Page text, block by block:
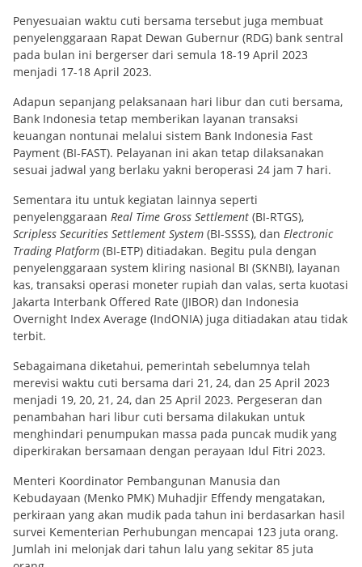
Penyesuaian waktu cuti bersama tersebut juga membuat
penyelenggaraan Rapat Dewan Gubernur (RDG) bank sentral
pada bulan ini bergerser dari semula 18-19 April 2023
menjadi 17-18 April 2023.
Adapun sepanjang pelaksanaan hari libur dan cuti bersama,
Bank Indonesia tetap memberikan layanan transaksi
keuangan nontunai melalui sistem Bank Indonesia Fast
Payment (BI-FAST). Pelayanan ini akan tetap dilaksanakan
sesuai jadwal yang berlaku yakni beroperasi 24 jam 7 hari.
Sementara itu untuk kegiatan lainnya seperti
penyelenggaraan Real Time Gross Settlement (BI-RTGS),
Scripless Securities Settlement System (BI-SSSS), dan Electronic
Trading Platform (BI-ETP) ditiadakan. Begitu pula dengan
penyelenggaraan system kliring nasional BI (SKNBI), layanan
kas, transaksi operasi moneter rupiah dan valas, serta kuotasi
Jakarta Interbank Offered Rate (JIBOR) dan Indonesia
Overnight Index Average (IndONIA) juga ditiadakan atau tidak
terbit.
Sebagaimana diketahui, pemerintah sebelumnya telah
merevisi waktu cuti bersama dari 21, 24, dan 25 April 2023
menjadi 19, 20, 21, 24, dan 25 April 2023. Pergeseran dan
penambahan hari libur cuti bersama dilakukan untuk
menghindari penumpukan massa pada puncak mudik yang
diperkirakan bersamaan dengan perayaan Idul Fitri 2023.
Menteri Koordinator Pembangunan Manusia dan
Kebudayaan (Menko PMK) Muhadjir Effendy mengatakan,
perkiraan yang akan mudik pada tahun ini berdasarkan hasil
survei Kementerian Perhubungan mencapai 123 juta orang.
Jumlah ini melonjak dari tahun lalu yang sekitar 85 juta